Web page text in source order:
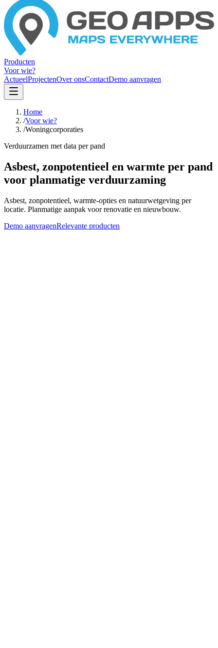
Producten
Voor wie?
ActueelProjectenOver onsContactDemo aanvragen
Home
/Voor wie?
/Woningcorporaties
Verduurzamen met data per pand
Asbest, zonpotentieel en warmte per pand
voor planmatige verduurzaming
Asbest, zonpotentieel, warmte-opties en natuurwetgeving per
locatie. Planmatige aanpak voor renovatie en nieuwbouw.
Demo aanvragenRelevante producten